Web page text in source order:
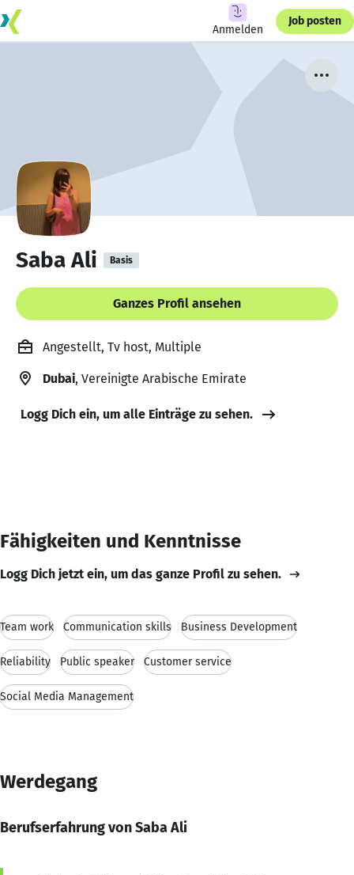
Anmelden
Job posten
Saba Ali Basis
Ganzes Profil ansehen
Angestellt, Tv host, Multiple
Dubai, Vereinigte Arabische Emirate
Logg Dich ein, um alle Einträge zu sehen.
Fähigkeiten und Kenntnisse
Logg Dich jetzt ein, um das ganze Profil zu sehen.
Team work Communication skills Business Development
Reliability Public speaker Customer service
Social Media Management
Werdegang
Berufserfahrung von Saba Ali